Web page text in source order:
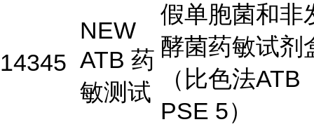
14345
NEW
ATB 药
敏测试
假单胞菌和非
酵菌药敏试剂
（比色法ATB
PSE 5）